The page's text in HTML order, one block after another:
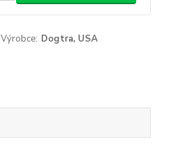
Výrobce: Dogtra, USA